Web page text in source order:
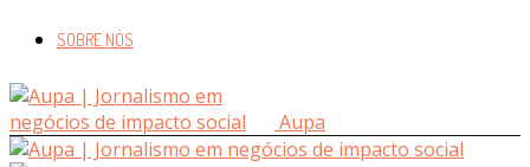
SOBRE NÓS
Aupa